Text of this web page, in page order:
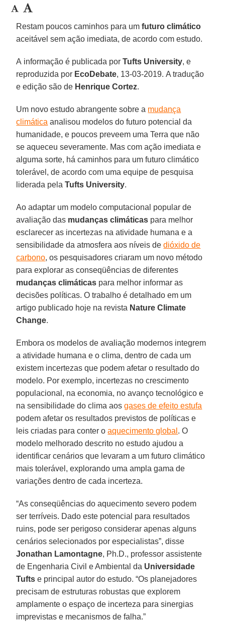
Restam poucos caminhos para umfuturo climático
aceitável sem ação imediata, de acordo com estudo.
A informação é publicada porTufts University, e
reproduzida por EcoDebate, 13-03-2019. A tradução
e edição são de Henrique Cortez.
Um novo estudo abrangente sobre a mudança
climática analisou modelos do futuro potencial da
humanidade, e poucos preveem uma Terra que não
se aqueceu severamente. Mas com ação imediata e
alguma sorte, há caminhos para um futuro climático
tolerável, de acordo com uma equipe de pesquisa
liderada pelaTufts University.
Ao adaptar um modelo computacional popular de
avaliação das mudanças climáticas para melhor
esclarecer as incertezas na atividade humana e a
sensibilidade da atmosfera aos níveis dedióxido de
carbono, os pesquisadores criaram um novo método
para explorar as conseqüências de diferentes
mudanças climáticas para melhor informar as
decisões políticas. O trabalho é detalhado em um
artigo publicado hoje na revista Nature Climate
Change.
Embora os modelos de avaliação modernos integrem
a atividade humana e o clima, dentro de cada um
existem incertezas que podem afetar o resultado do
modelo. Por exemplo, incertezas no crescimento
populacional, na economia, no avanço tecnológico e
na sensibilidade do clima aosgases de efeito estufa
podem afetar os resultados previstos de políticas e
leis criadas para conter oaquecimento global . O
modelo melhorado descrito no estudo ajudou a
identificar cenários que levaram a um futuro climático
mais tolerável, explorando uma ampla gama de
variações dentro de cada incerteza.
“As conseqüências do aquecimento severo podem
ser terríveis. Dado este potencial para resultados
ruins, pode ser perigoso considerar apenas alguns
cenários selecionados por especialistas”, disse
Jonathan Lamontagne, Ph.D., professor assistente
de Engenharia Civil e Ambiental da Universidade
Tufts e principal autor do estudo. “Os planejadores
precisam de estruturas robustas que explorem
amplamente o espaço de incerteza para sinergias
imprevistas e mecanismos de falha.”